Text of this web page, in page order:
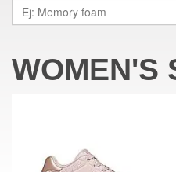
WOMEN'S